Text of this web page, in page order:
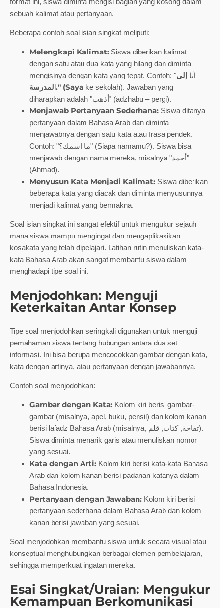
format ini, siswa diminta mengisi bagian yang kosong dalam
sebuah kalimat atau pertanyaan.
Beberapa contoh soal isian singkat meliputi:
Melengkapi Kalimat: Siswa diberikan kalimat
dengan satu atau dua kata yang hilang dan diminta
mengisinya dengan kata yang tepat. Contoh: "أنا إلى
المدرسة." (Saya ke sekolah). Jawaban yang
diharapkan adalah "أذهب" (adzhabu – pergi).
Menjawab Pertanyaan Sederhana: Siswa ditanya
pertanyaan dalam Bahasa Arab dan diminta
menjawabnya dengan satu kata atau frasa pendek.
Contoh: "ما اسمك؟" (Siapa namamu?). Siswa bisa
menjawab dengan nama mereka, misalnya "أحمد"
(Ahmad).
Menyusun Kata Menjadi Kalimat: Siswa diberikan
beberapa kata yang diacak dan diminta menyusunnya
menjadi kalimat yang bermakna.
Soal isian singkat ini sangat efektif untuk mengukur sejauh
mana siswa mampu mengingat dan mengaplikasikan
kosakata yang telah dipelajari. Latihan rutin menuliskan kata-
kata Bahasa Arab akan sangat membantu siswa dalam
menghadapi tipe soal ini.
Menjodohkan: Menguji
Keterkaitan Antar Konsep
Tipe soal menjodohkan seringkali digunakan untuk menguji
pemahaman siswa tentang hubungan antara dua set
informasi. Ini bisa berupa mencocokkan gambar dengan kata,
kata dengan artinya, atau pertanyaan dengan jawabannya.
Contoh soal menjodohkan:
Gambar dengan Kata: Kolom kiri berisi gambar-
gambar (misalnya, apel, buku, pensil) dan kolom kanan
berisi lafadz Bahasa Arab (misalnya, تفاحة, كتاب, قلم).
Siswa diminta menarik garis atau menuliskan nomor
yang sesuai.
Kata dengan Arti: Kolom kiri berisi kata-kata Bahasa
Arab dan kolom kanan berisi padanan katanya dalam
Bahasa Indonesia.
Pertanyaan dengan Jawaban: Kolom kiri berisi
pertanyaan sederhana dalam Bahasa Arab dan kolom
kanan berisi jawaban yang sesuai.
Soal menjodohkan membantu siswa untuk secara visual atau
konseptual menghubungkan berbagai elemen pembelajaran,
sehingga memperkuat ingatan mereka.
Esai Singkat/Uraian: Mengukur
Kemampuan Berkomunikasi